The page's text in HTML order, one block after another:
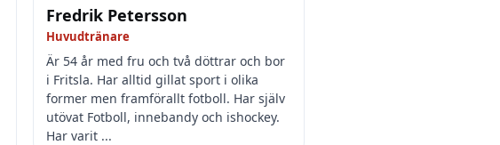
Fredrik Petersson
Huvudtränare
Är 54 år med fru och två döttrar och bor
i Fritsla. Har alltid gillat sport i olika
former men framförallt fotboll. Har själv
utövat Fotboll, innebandy och ishockey.
Har varit ...